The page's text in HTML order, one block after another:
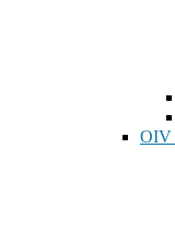
OIV